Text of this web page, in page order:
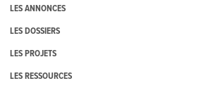
LES ANNONCES
LES DOSSIERS
LES PROJETS
LES RESSOURCES